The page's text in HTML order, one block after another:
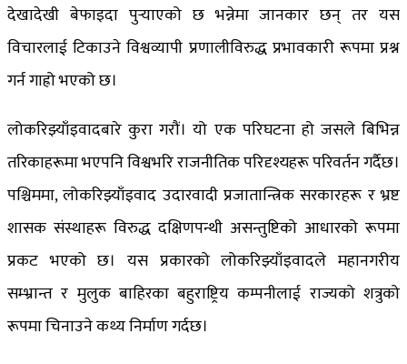
देखादेखी बेफाइदा पुर्‍याएको छ भन्नेमा जानकार छन् तर यस
विचारलाई टिकाउने विश्वव्यापी प्रणालीविरुद्ध प्रभावकारी रूपमा प्रश्न
गर्न गाह्रो भएको छ।
लोकरिझ्याँइवादबारे कुरा गरौं। यो एक परिघटना हो जसले बिभिन्न
तरिकाहरूमा भएपनि विश्वभरि राजनीतिक परिदृश्यहरू परिवर्तन गर्दैछ।
पश्चिममा, लोकरिझ्याँइवाद उदारवादी प्रजातान्त्रिक सरकारहरू र भ्रष्ट
शासक संस्थाहरू विरुद्ध दक्षिणपन्थी असन्तुष्टिको आधारको रूपमा
प्रकट भएको छ। यस प्रकारको लोकरिझ्याँइवादले महानगरीय
सम्भ्रान्त र मुलुक बाहिरका बहुराष्ट्रिय कम्पनीलाई राज्यको शत्रुको
रूपमा चिनाउने कथ्य निर्माण गर्दछ।